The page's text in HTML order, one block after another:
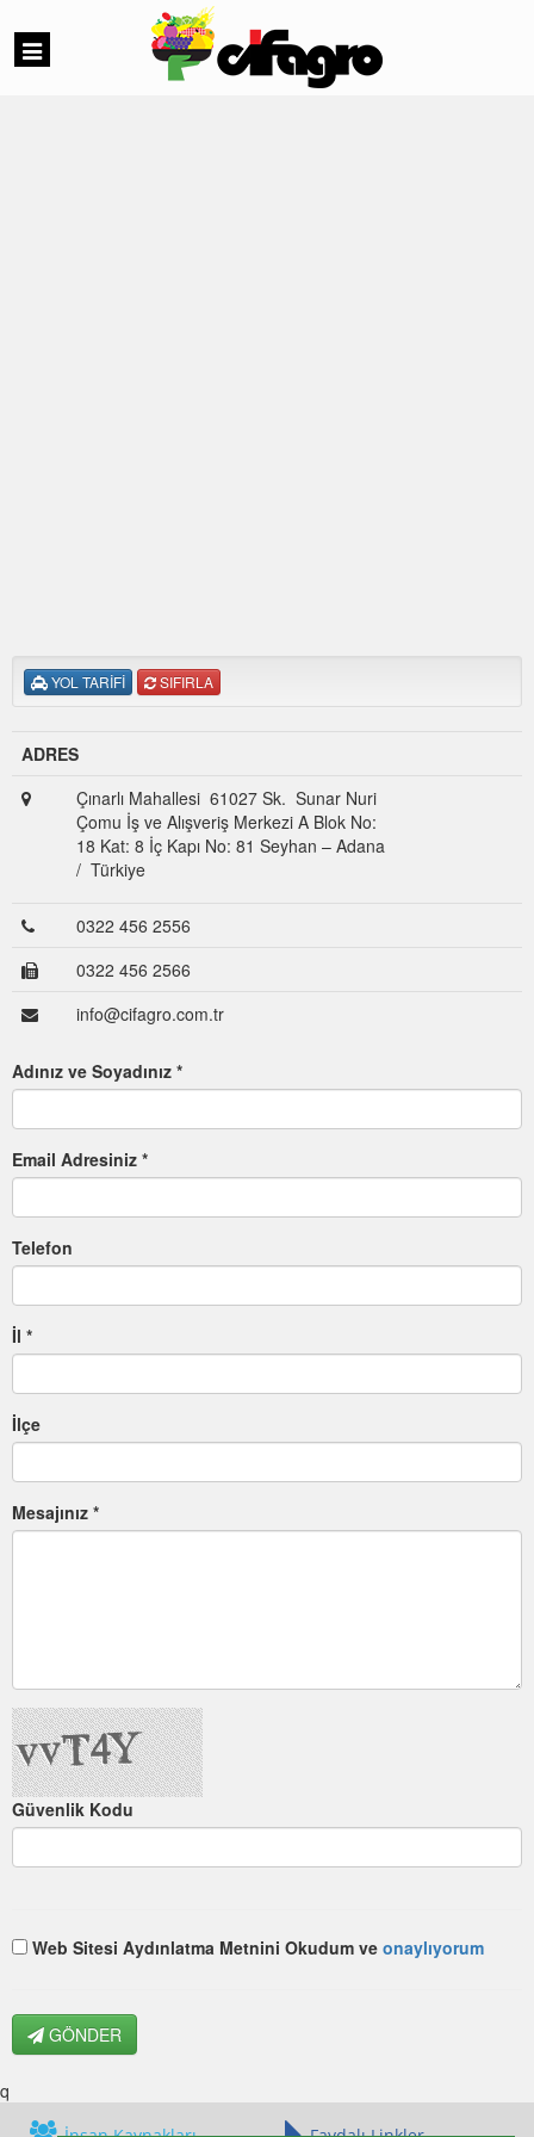
YOL TARİFİ SIFIRLA
ADRES
Çınarlı Mahallesi 61027 Sk. Sunar Nuri
Çomu İş ve Alışveriş Merkezi A Blok No:
18 Kat: 8 İç Kapı No: 81 Seyhan – Adana
/ Türkiye
0322 456 2556
0322 456 2566
info@cifagro.com.tr
Adınız ve Soyadınız *
Email Adresiniz *
Telefon
İl *
İlçe
Mesajınız *
Güvenlik Kodu
Web Sitesi Aydınlatma Metnini Okudum ve onaylıyorum
GÖNDER
q